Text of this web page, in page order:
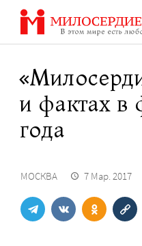
Перейти
содержанию
и фактах в
года
МОСКВА 7 Мар. 2017